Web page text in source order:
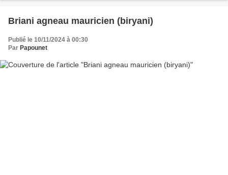
Briani agneau mauricien (biryani)
Publié le 10/11/2024 à 00:30
Par Papounet